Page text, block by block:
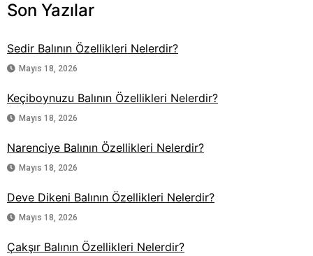
Son Yazılar
Sedir Balının Özellikleri Nelerdir?
Mayıs 18, 2026
Keçiboynuzu Balının Özellikleri Nelerdir?
Mayıs 18, 2026
Narenciye Balının Özellikleri Nelerdir?
Mayıs 18, 2026
Deve Dikeni Balının Özellikleri Nelerdir?
Mayıs 18, 2026
Çakşır Balının Özellikleri Nelerdir?